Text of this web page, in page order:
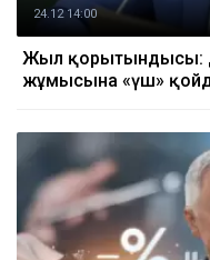
24.12 14:00
Жыл қорытындысы:
жұмысына «үш»